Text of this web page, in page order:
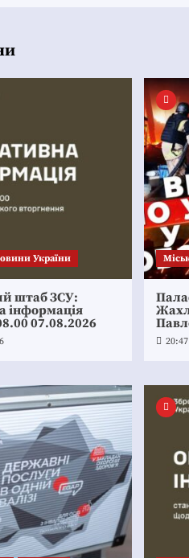
України
штаб ЗСУ:
інформація
07.08.2026